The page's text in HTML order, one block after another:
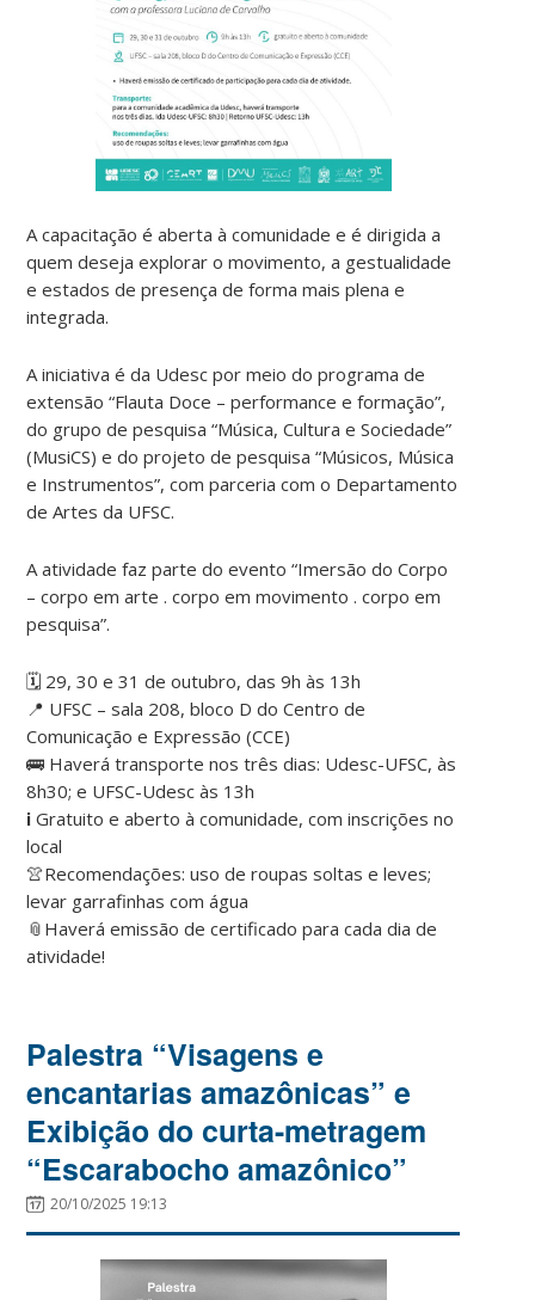
A capacitação é aberta à comunidade e é dirigida a
quem deseja explorar o movimento, a gestualidade
e estados de presença de forma mais plena e
integrada.
A iniciativa é da Udesc por meio do programa de
extensão “Flauta Doce – performance e formação”,
do grupo de pesquisa “Música, Cultura e Sociedade”
(MusiCS) e do projeto de pesquisa “Músicos, Música
e Instrumentos”, com parceria com o Departamento
de Artes da UFSC.
A atividade faz parte do evento “Imersão do Corpo
– corpo em arte . corpo em movimento . corpo em
pesquisa”.
🗓️ 29, 30 e 31 de outubro, das 9h às 13h
📍 UFSC – sala 208, bloco D do Centro de
Comunicação e Expressão (CCE)
🚌 Haverá transporte nos três dias: Udesc-UFSC, às
8h30; e UFSC-Udesc às 13h
ℹ️ Gratuito e aberto à comunidade, com inscrições no
local
👚Recomendações: uso de roupas soltas e leves;
levar garrafinhas com água
📎Haverá emissão de certificado para cada dia de
atividade!
Palestra “Visagens e
encantarias amazônicas” e
Exibição do curta-metragem
“Escarabocho amazônico”
20/10/2025 19:13